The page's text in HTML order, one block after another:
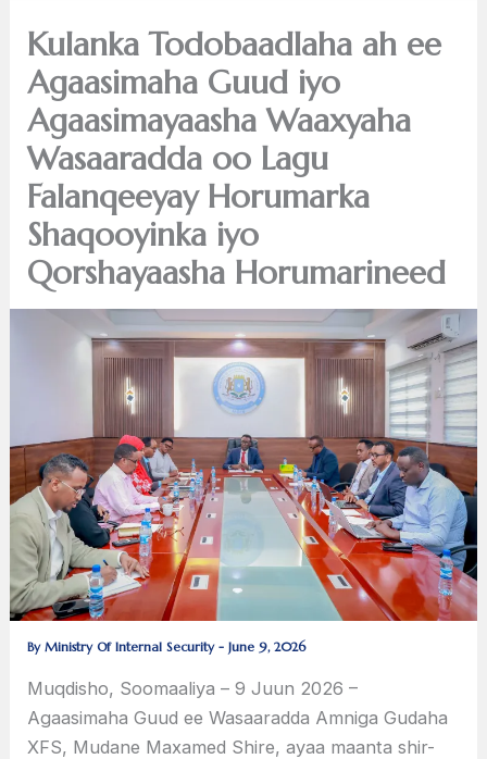
Kulanka Todobaadlaha ah ee
Agaasimaha Guud iyo
Agaasimayaasha Waaxyaha
Wasaaradda oo Lagu
Falanqeeyay Horumarka
Shaqooyinka iyo
Qorshayaasha Horumarineed
ByMinistry Of Internal Security-June 9, 2026
Muqdisho, Soomaaliya – 9 Juun 2026 –
Agaasimaha Guud ee Wasaaradda Amniga Gudaha
XFS, Mudane Maxamed Shire, ayaa maanta shir-